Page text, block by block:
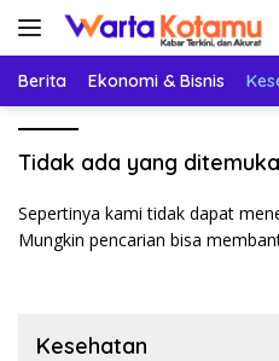
Langsung
Berita Ekonomi & Bisnis
Tidak ada yang
Sepertinya kami tidak dapat
Mungkin pencarian bisa
Kesehatan